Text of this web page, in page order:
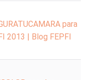
para
2013 | Blog FEPFI